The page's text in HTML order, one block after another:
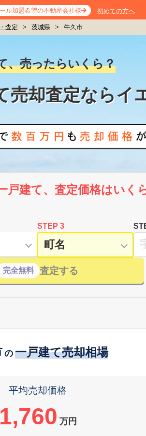
ル加盟希望の不動産会社様 初めての方へ
査定 > 茨城県 > 牛久市
、売ったらいくら？
売却査定ならイ
戸建て、査定価格はいく
STEP 3
完全無料 査定する
の 一戸建て売却相場
平均売却価格
1,760 万円